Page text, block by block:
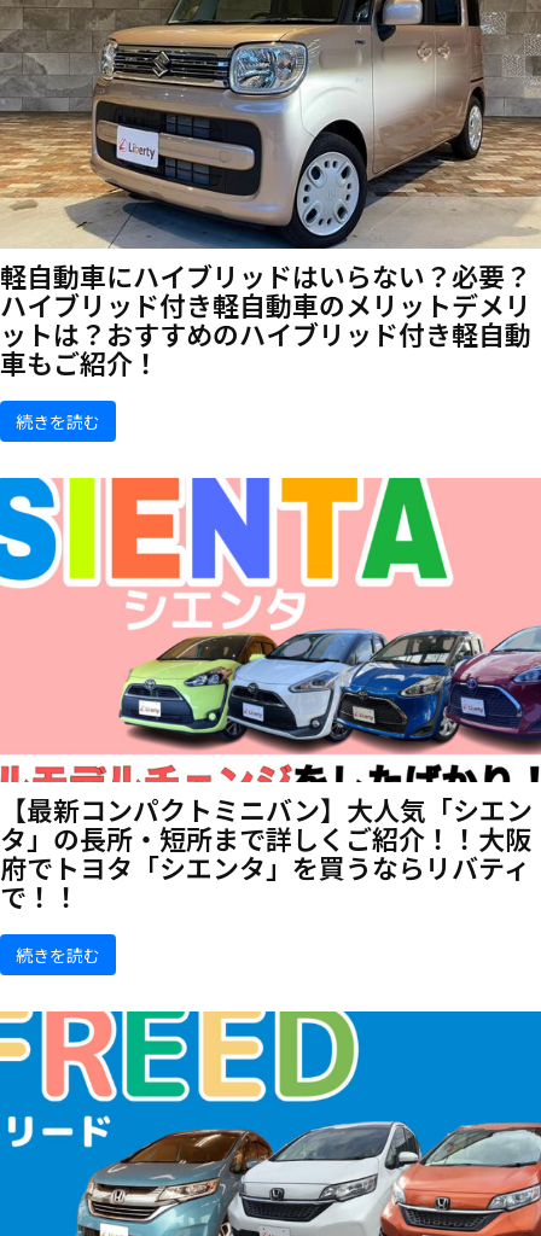
軽自動車にハイブリッドはいらない？必要？
ハイブリッド付き軽自動車のメリットデメリ
ットは？おすすめのハイブリッド付き軽自動
車もご紹介！
続きを読む
【最新コンパクトミニバン】大人気「シエン
タ」の長所・短所まで詳しくご紹介！！大阪
府でトヨタ「シエンタ」を買うならリバティ
で！！
続きを読む